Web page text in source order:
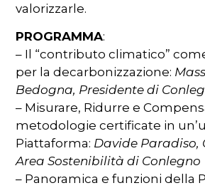
valorizzarle.
PROGRAMMA:
– Il “contributo climatico”
per la decarbonizzazione:
Bedogna, Presidente di
– Misurare, Ridurre e
metodologie certificate in
Piattaforma: Davide Paradiso,
Area Sostenibilità di Conlegno
– Panoramica e funzioni della